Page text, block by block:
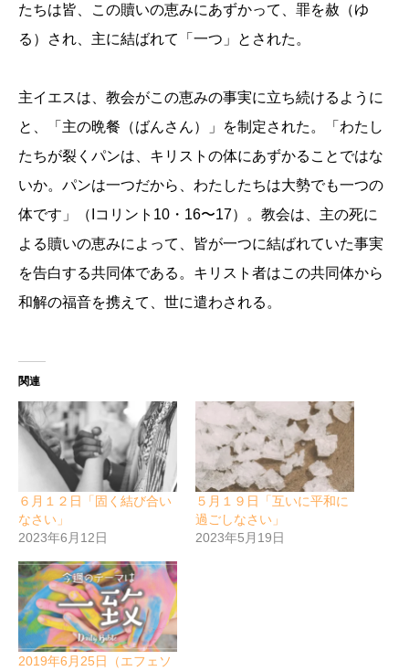
たちは皆、この贖いの恵みにあずかって、罪を赦（ゆ
る）され、主に結ばれて「一つ」とされた。
主イエスは、教会がこの恵みの事実に立ち続けるように
と、「主の晩餐（ばんさん）」を制定された。「わたし
たちが裂くパンは、キリストの体にあずかることではな
いか。パンは一つだから、わたしたちは大勢でも一つの
体です」（Iコリント10・16〜17）。教会は、主の死に
よる贖いの恵みによって、皆が一つに結ばれていた事実
を告白する共同体である。キリスト者はこの共同体から
和解の福音を携えて、世に遣わされる。
関連
６月１２日「固く結び合い
なさい」
2023年6月12日
５月１９日「互いに平和に
過ごしなさい」
2023年5月19日
2019年6月25日（エフェソ